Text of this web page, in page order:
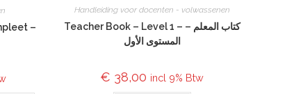
–
Handleiding voor docenten - volwassenen
Teacher Book – Level 1 – كتاب المعلم –
المستوى الأول
€ 38,00 incl 9% Btw